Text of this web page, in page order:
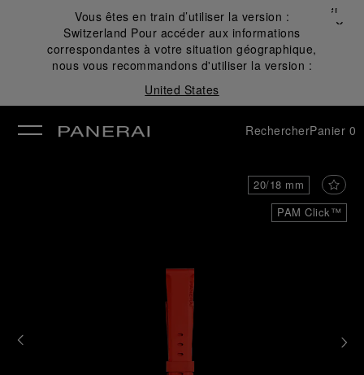
Vous êtes en train d’utiliser la version :
Switzerland Pour accéder aux informations
correspondantes à votre situation géographique,
nous vous recommandons d'utiliser la version :
United States
Fermer
✕
RechercherPanier 0
PAM Click™
20/18 mm